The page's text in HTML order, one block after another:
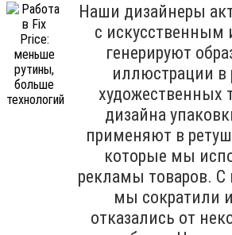
Наши дизайнеры
с искусственным
генерируют
иллюстрации в
художественных
дизайна
применяют в
которые мы
рекламы товаров.
мы сократили
отказались от